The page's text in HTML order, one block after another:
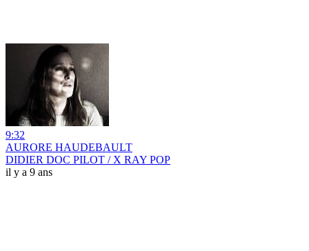
9:32
AURORE HAUDEBAULT
DIDIER DOC PILOT / X RAY POP
il y a 9 ans